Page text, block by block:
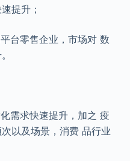
提升；
台零售企业，市场对 数
需求快速提升，加之 疫
以及场景，消费 品行业